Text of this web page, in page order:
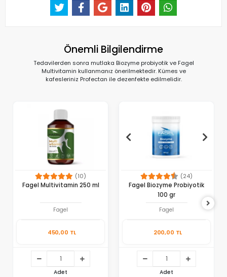
Önemli Bilgilendirme
Tedavilerden sonra mutlaka Biozyme probiyotik ve Fagel
Multivitamin kullanmanız önerilmektedir. Kümes ve
kafesleriniz Profectan ile dezenfekte edilmelidir.
(10)
Fagel Multivitamin 250 ml
Fagel
450,00 TL
Adet
(24)
Fagel Biozyme Probiyotik
100 gr
Fagel
200,00 TL
Adet